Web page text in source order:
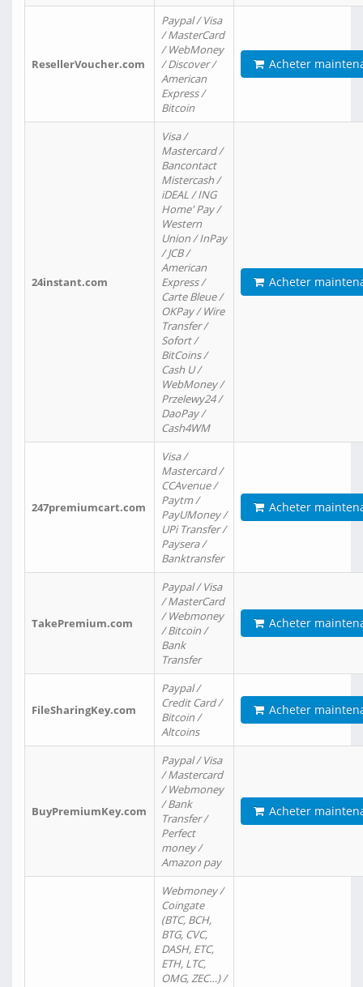
ResellerVoucher.com
Paypal / Visa
/ MasterCard
/ WebMoney
/ Discover /
American
Express /
Bitcoin
Acheter
24instant.com
Visa /
Mastercard /
Bancontact
Mistercash /
iDEAL / ING
Home' Pay /
Western
Union / InPay
/ JCB /
American
Express /
Carte Bleue /
OKPay / Wire
Transfer /
Sofort /
BitCoins /
Cash U /
WebMoney /
Przelewy24 /
DaoPay /
Cash4WM
Acheter
247premiumcart.com
Visa /
Mastercard /
CCAvenue /
Paytm /
PayUMoney /
UPi Transfer /
Paysera /
Banktransfer
Acheter
TakePremium.com
Paypal / Visa
/ MasterCard
/ Webmoney
/ Bitcoin /
Bank
Transfer
Acheter
FileSharingKey.com
Paypal /
Credit Card /
Bitcoin /
Altcoins
Acheter
BuyPremiumKey.com
Paypal / Visa
/ Mastercard
/ Webmoney
/ Bank
Transfer /
Perfect
money /
Amazon pay
Acheter
Webmoney /
Coingate
(BTC, BCH,
BTG, CVC,
DASH, ETC,
ETH, LTC,
OMG, ZEC…) /